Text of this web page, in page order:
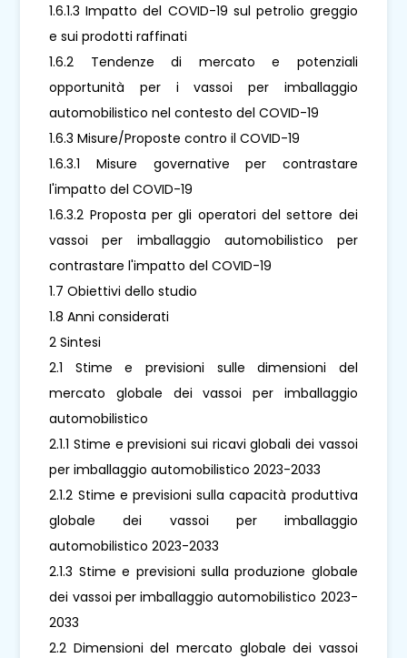
1.6.1.3 Impatto del COVID-19 sul petrolio greggio
e sui prodotti raffinati
1.6.2 Tendenze di mercato e potenziali
opportunità per i vassoi per imballaggio
automobilistico nel contesto del COVID-19
1.6.3 Misure/Proposte contro il COVID-19
1.6.3.1 Misure governative per contrastare
l'impatto del COVID-19
1.6.3.2 Proposta per gli operatori del settore dei
vassoi per imballaggio automobilistico per
contrastare l'impatto del COVID-19
1.7 Obiettivi dello studio
1.8 Anni considerati
2 Sintesi
2.1 Stime e previsioni sulle dimensioni del
mercato globale dei vassoi per imballaggio
automobilistico
2.1.1 Stime e previsioni sui ricavi globali dei vassoi
per imballaggio automobilistico 2023-2033
2.1.2 Stime e previsioni sulla capacità produttiva
globale dei vassoi per imballaggio
automobilistico 2023-2033
2.1.3 Stime e previsioni sulla produzione globale
dei vassoi per imballaggio automobilistico 2023-
2033
2.2 Dimensioni del mercato globale dei vassoi